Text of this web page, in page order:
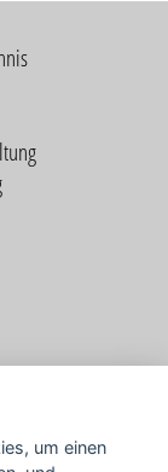
um einen